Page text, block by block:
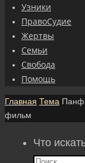
Узники
ПравоСудие
Жертвы
Семьи
Свобода
Помощь
Главная Тема
фильм
Что